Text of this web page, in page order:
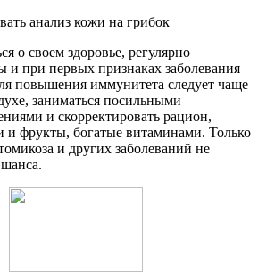
о своем здоровье, регулярно
и при первых признаках заболевания
повышения иммунитета следует чаще
заниматься посильными
и скорректировать рацион,
и фрукты, богатые витаминами. Только
и других заболеваний не